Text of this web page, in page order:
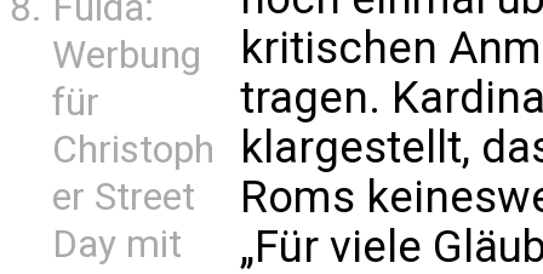
Werbung
für
Christoph
er Street
Day mit
kritischen
tragen.
klargestellt,
Roms
„Für viele